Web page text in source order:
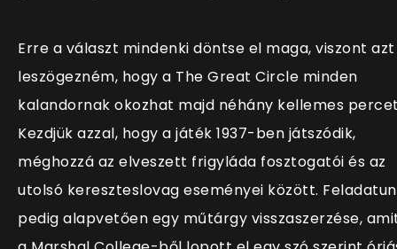
Erre a választ mindenki döntse el maga, viszont azt
leszögezném, hogy a The Great Circle minden
kalandornak okozhat majd néhány kellemes
Kezdjük azzal, hogy a játék 1937-ben játszódik,
méghozzá az elveszett frigyláda fosztogatói és az
utolsó kereszteslovag eseményei között.
pedig alapvetően egy műtárgy visszaszerzése,